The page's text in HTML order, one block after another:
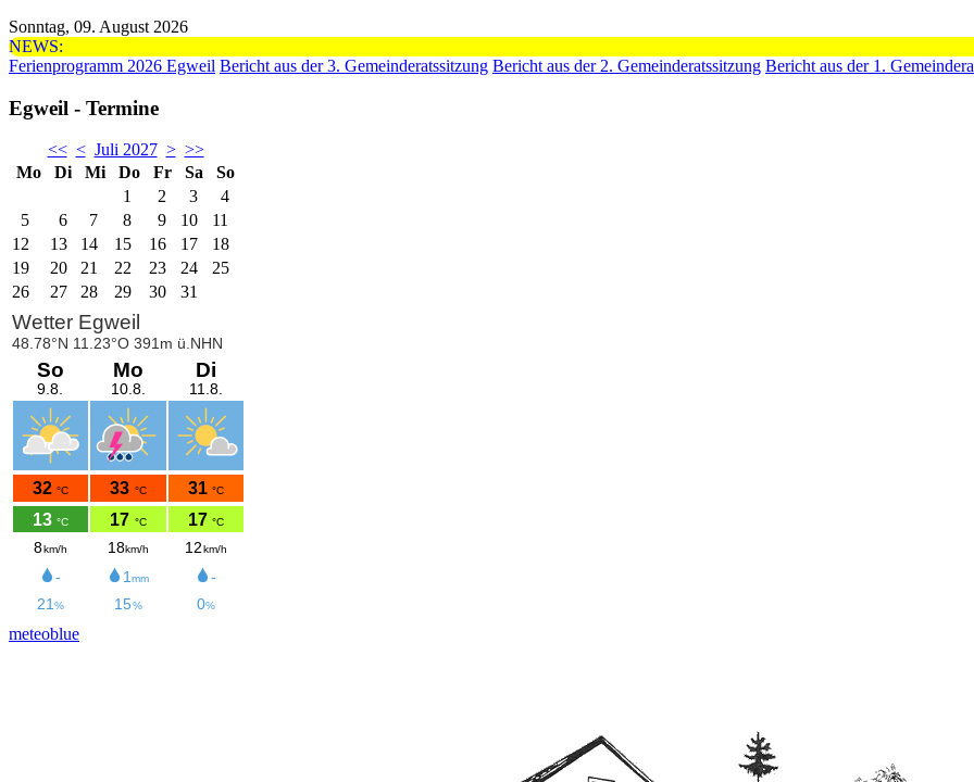
Sonntag, 09. August 2026
NEWS:
Ferienprogramm 2026 Egweil Bericht aus der 3. Gemeinderatssitzung Bericht aus der 2. Gemeinderatssitzung Bericht aus der 1.
Egweil - Termine
<< < Juli 2027 > >>
Mo
Di Mi Do Fr Sa
So
1
2 3
4
5
6 7 8 9 10
11
12
13 14 15 16 17
18
19
20 21 22 23 24
25
26
27 28 29 30 31
meteoblue